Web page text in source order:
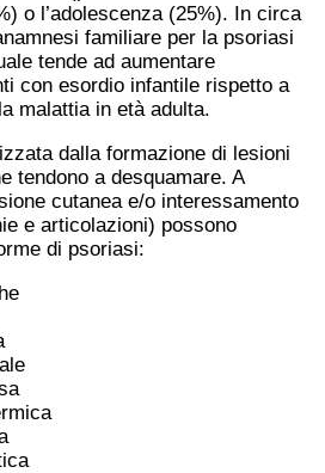
o l’adolescenza (25%). In circa
familiare per la psoriasi
tende ad aumentare
con esordio infantile rispetto a
malattia in età adulta.
dalla formazione di lesioni
tendono a desquamare. A
cutanea e/o interessamento
e articolazioni) possono
di psoriasi: